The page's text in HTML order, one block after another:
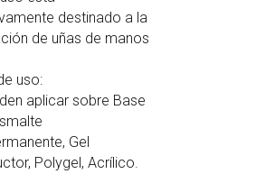
destinado a la
de uñas de manos
uso:
aplicar sobre Base
Gel
Polygel, Acrílico.